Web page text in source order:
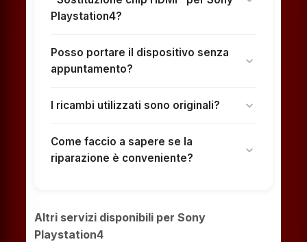
Playstation4?
Posso portare il dispositivo senza
appuntamento?
expand_more
I ricambi utilizzati sono originali? expand_more
Come faccio a sapere se la
riparazione è conveniente?
expand_more
Altri servizi disponibili per Sony
Playstation4